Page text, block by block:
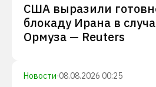
США выразили
блокаду Ирана в
Ормуза — Reuters
Новости·08.08.2026 00:25